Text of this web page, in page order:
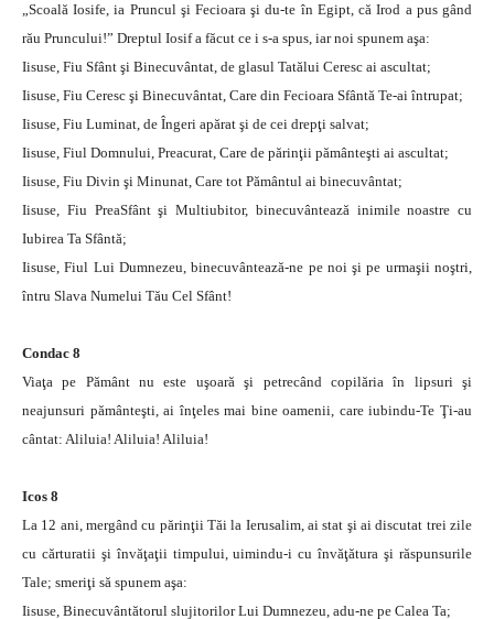
„Scoală Iosife, ia Pruncul şi Fecioara şi du-te în Egipt, că Irod a pus gând
rău Pruncului!” Dreptul Iosif a făcut ce i s-a spus, iar noi spunem aşa:
Iisuse, Fiu Sfânt şi Binecuvântat, de glasul Tatălui Ceresc ai ascultat;
Iisuse, Fiu Ceresc şi Binecuvântat, Care din Fecioara Sfântă Te-ai întrupat;
Iisuse, Fiu Luminat, de Îngeri apărat şi de cei drepţi salvat;
Iisuse, Fiul Domnului, Preacurat, Care de părinţii pământeşti ai ascultat;
Iisuse, Fiu Divin şi Minunat, Care tot Pământul ai binecuvântat;
Iisuse, Fiu PreaSfânt şi Multiubitor, binecuvântează inimile noastre cu
Iubirea Ta Sfântă;
Iisuse, Fiul Lui Dumnezeu, binecuvântează-ne pe noi şi pe urmaşii noştri,
întru Slava Numelui Tău Cel Sfânt!
Condac 8
Viaţa pe Pământ nu este uşoară şi petrecând copilăria în lipsuri şi
neajunsuri pământeşti, ai înţeles mai bine oamenii, care iubindu-Te Ţi-au
cântat: Aliluia! Aliluia! Aliluia!
Icos 8
La 12 ani, mergând cu părinţii Tăi la Ierusalim, ai stat şi ai discutat trei zile
cu cărturatii şi învăţaţii timpului, uimindu-i cu învăţătura şi răspunsurile
Tale; smeriţi să spunem aşa:
Iisuse, Binecuvântătorul slujitorilor Lui Dumnezeu, adu-ne pe Calea Ta;